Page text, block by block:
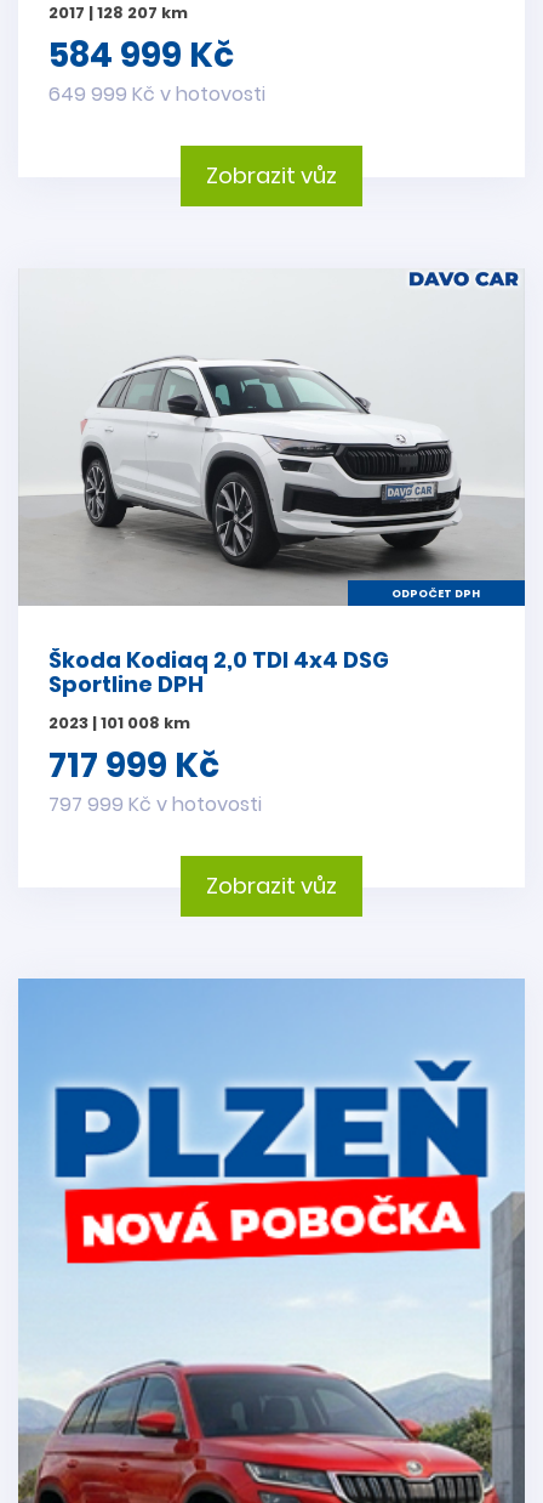
2017 | 128 207 km
584 999 Kč
649 999 Kč v hotovosti
Zobrazit vůz
ODPOČET DPH
Škoda Kodiaq 2,0 TDI 4x4 DSG
Sportline DPH
2023 | 101 008 km
717 999 Kč
797 999 Kč v hotovosti
Zobrazit vůz